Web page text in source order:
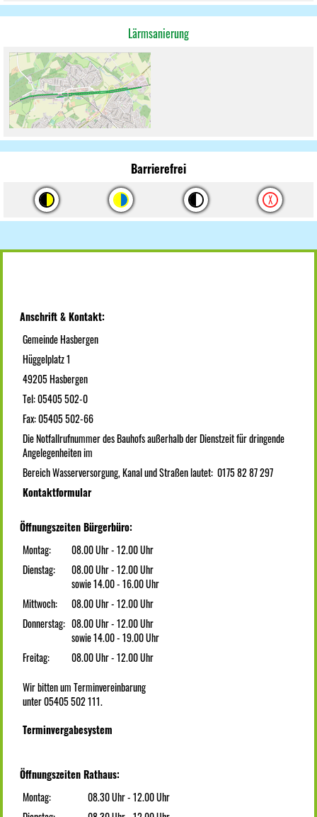
Lärmsanierung
Barrierefrei
Anschrift & Kontakt:
Gemeinde Hasbergen
Hüggelplatz 1
49205 Hasbergen
Tel: 05405 502-0
Fax: 05405 502-66
Die Notfallrufnummer des Bauhofs außerhalb der Dienstzeit für dringende
Angelegenheiten im
Bereich Wasserversorgung, Kanal und Straßen lautet: 0175 82 87 297
Kontaktformular
Öffnungszeiten Bürgerbüro:
Montag:
08.00 Uhr - 12.00 Uhr
Dienstag:
08.00 Uhr - 12.00 Uhr
sowie 14.00 - 16.00 Uhr
Mittwoch:
08.00 Uhr - 12.00 Uhr
Donnerstag: 08.00 Uhr - 12.00 Uhr
sowie 14.00 - 19.00 Uhr
Freitag:
08.00 Uhr - 12.00 Uhr
Wir bitten um Terminvereinbarung
unter 05405 502 111.
Terminvergabesystem
Öffnungszeiten Rathaus:
Montag:
08.30 Uhr - 12.00 Uhr